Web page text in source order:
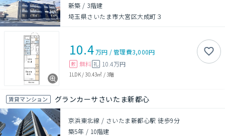
新築 / 3階建
埼玉県さいたま市大宮区大成町３
10.4万円 /管理費3,000円
敷 無料 礼 10.4万円
1LDK/30.43㎡ /3階
賃貸マンション グランカーサさいたま新都心
京浜東北線 / さいたま新都心駅 徒歩9分
築5年 / 10階建